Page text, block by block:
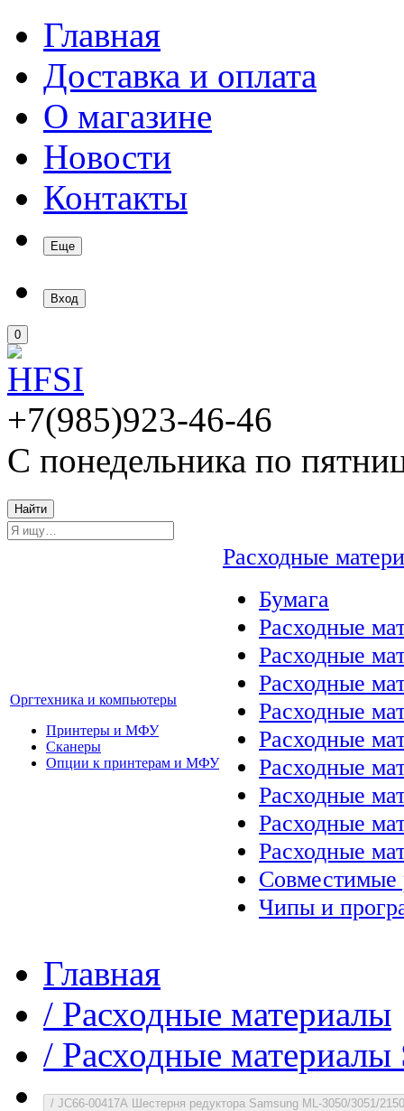
Главная
Доставка и оплата
О магазине
Новости
Контакты
Еще
Вход
0
+7(985)923-46-46
С понедельника по
Найти
Оргтехника и компьютеры
Принтеры и МФУ
Сканеры
Опции к принтерам и МФУ
Расходные
Бумага
Расходные
Расходные
Расходные
Расходные
Расходные
Расходные
Расходные
Расходные
Расходные
Совместимые
Чипы и
Главная
/ Расходные материалы
/ Расходные материалы
/ JC66-00417A Шестерня редуктора Samsung ML-3050/3051/